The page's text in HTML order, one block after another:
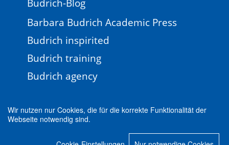
Wir nutzen nur Cookies, die für die korrekte Funktionalität der
Webseite notwendig sind.
Budrich-Blog
Barbara Budrich Academic Press
Budrich inspirited
Budrich training
Budrich agency